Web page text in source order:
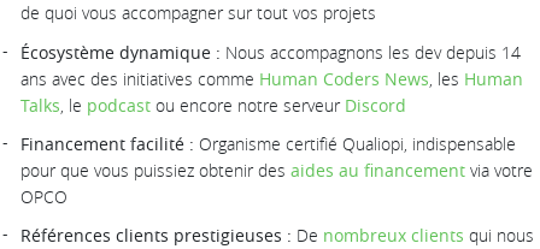
de quoi vous accompagner sur tout vos projets
Écosystème dynamique : Nous accompagnons les dev depuis 14
ans avec des initiatives comme Human Coders News , les Human
Talks , le podcast ou encore notre serveur Discord
Financement facilité : Organisme certifié Qualiopi, indispensable
pour que vous puissiez obtenir des aides au financement via votre
OPCO
Références clients prestigieuses : De nombreux clients qui nous